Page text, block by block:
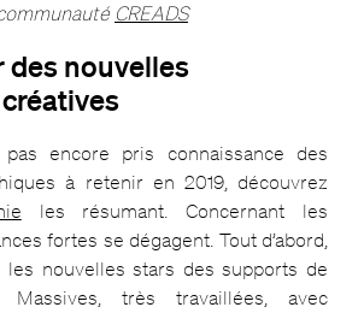
CREADS
des nouvelles
pas encore pris connaissance des
à retenir en 2019, découvrez
les résumant. Concernant les
fortes se dégagent. Tout d’abord,
nouvelles stars des supports de
Massives, très travaillées, avec